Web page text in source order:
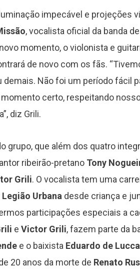
impecável e projeções
, vocalista oficial da banda
momento, o violonista e
de novo com os fãs.
demais. Não foi um período fácil
certo, respeitando
diz Grili.
grupo, que além dos quatro
ribeirão-pretano Tony
Grili. O vocalista tem uma
Legião Urbana desde criança e
participações especiais a
e Victor Grili, fazem parte da
e o baixista Eduardo de Lucca
20 anos da morte de Renato
surpresa
seis faixas